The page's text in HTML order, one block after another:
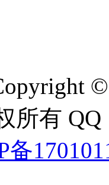
©
所有 QQ
备